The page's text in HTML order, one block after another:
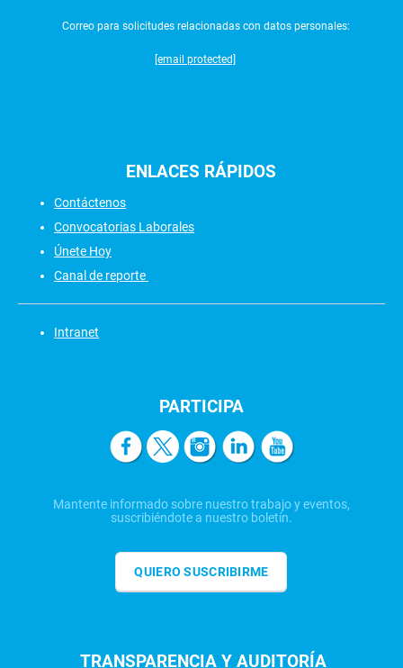
Correo para solicitudes relacionadas con datos personales:
[email protected]
ENLACES RÁPIDOS
Contáctenos
Convocatorias Laborales
Únete Hoy
Canal de reporte
Intranet
PARTICIPA
Mantente informado sobre nuestro trabajo y eventos,
suscribiéndote a nuestro boletín.
QUIERO SUSCRIBIRME
TRANSPARENCIA Y AUDITORÍA